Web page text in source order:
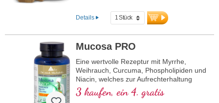
Details
Mucosa PRO
Eine wertvolle Rezeptur mit Myrrhe,
Weihrauch, Curcuma, Phospholipiden und
Niacin, welches zur Aufrechterhaltung
normaler Schleimhäute beiträgt.
3 kaufen, ein 4. gratis